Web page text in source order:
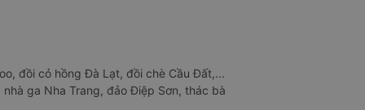
đồi cỏ hồng Đà Lạt, đồi chè Cầu Đất,...
ga Nha Trang, đảo Điệp Sơn, thác bà